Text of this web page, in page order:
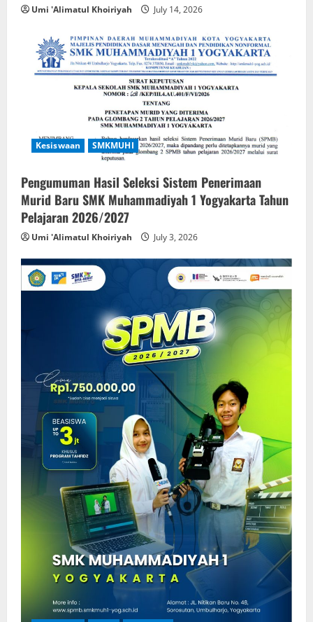
Umi 'Alimatul Khoiriyah July 14, 2026
Kesiswaan SMKMUHI
Pengumuman Hasil Seleksi Sistem Penerimaan
Murid Baru SMK Muhammadiyah 1 Yogyakarta Tahun
Pelajaran 2026/2027
Umi 'Alimatul Khoiriyah July 3, 2026